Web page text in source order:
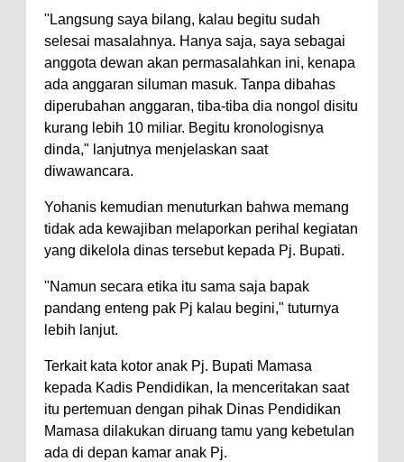
"Langsung saya bilang, kalau begitu sudah
selesai masalahnya. Hanya saja, saya sebagai
anggota dewan akan permasalahkan ini, kenapa
ada anggaran siluman masuk. Tanpa dibahas
diperubahan anggaran, tiba-tiba dia nongol disitu
kurang lebih 10 miliar. Begitu kronologisnya
dinda," lanjutnya menjelaskan saat
diwawancara.
Yohanis kemudian menuturkan bahwa memang
tidak ada kewajiban melaporkan perihal kegiatan
yang dikelola dinas tersebut kepada Pj. Bupati.
"Namun secara etika itu sama saja bapak
pandang enteng pak Pj kalau begini," tuturnya
lebih lanjut.
Terkait kata kotor anak Pj. Bupati Mamasa
kepada Kadis Pendidikan, Ia menceritakan saat
itu pertemuan dengan pihak Dinas Pendidikan
Mamasa dilakukan diruang tamu yang kebetulan
ada di depan kamar anak Pj.